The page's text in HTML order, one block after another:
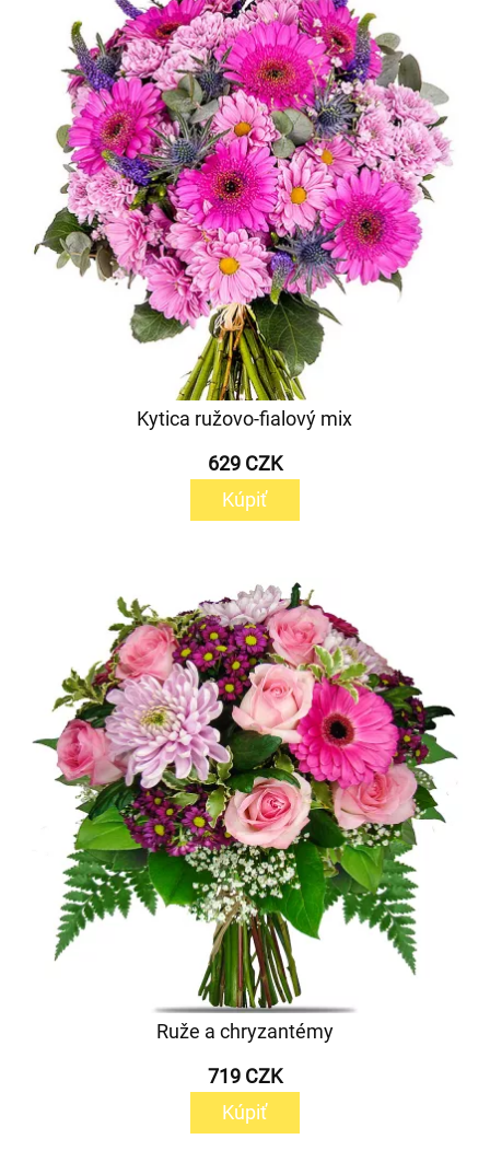
Kytica ružovo-fialový mix
629 CZK
Kúpiť
Ruže a chryzantémy
719 CZK
Kúpiť